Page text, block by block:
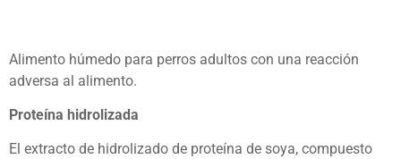
Alimento húmedo para perros adultos con una reacción
adversa al alimento.
Proteína hidrolizada
El extracto de hidrolizado de proteína de soya, compuesto